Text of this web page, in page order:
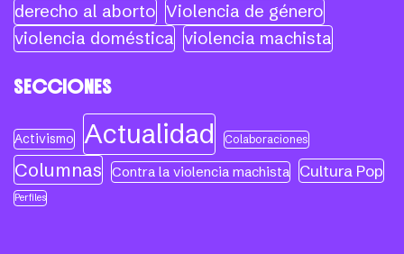
derecho al aborto Violencia de género
violencia doméstica violencia machista
SECCIONES
Activismo Actualidad Colaboraciones
Columnas Contra la violencia machista Cultura Pop
Perfiles